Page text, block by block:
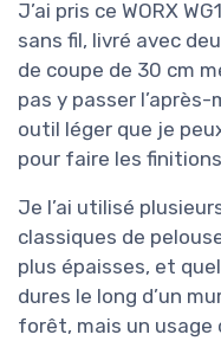
J’ai pris ce WORX
sans fil, livré avec
de coupe de 30 cm
pas y passer l’après-
outil léger que je
pour faire les
Je l’ai utilisé
classiques de
plus épaisses, et
dures le long d’un
forêt, mais un usage